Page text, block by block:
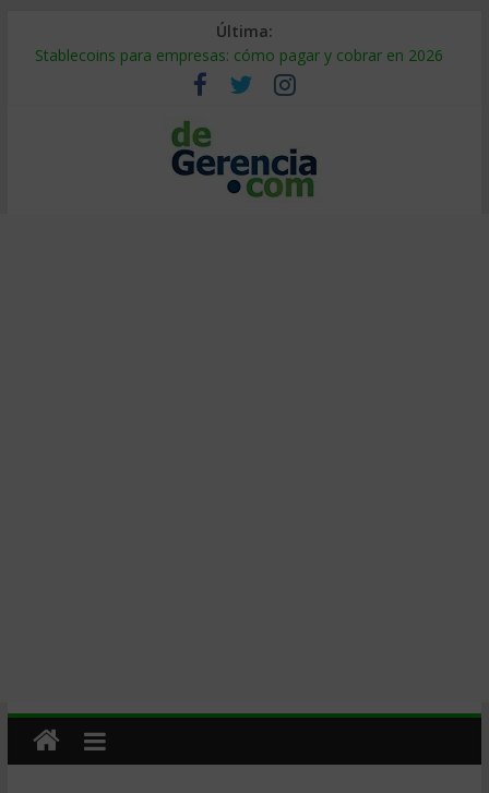
Última:
Stablecoins para empresas: cómo pagar y cobrar en 2026
Despido silencioso: qué es y por qué sale tan caro
IA en selección de personal: cómo auditarla a tiempo
Trabajo forzoso en la cadena de suministro: qué hacer
Mercado hispano de EE. UU.: cómo segmentarlo y venderle